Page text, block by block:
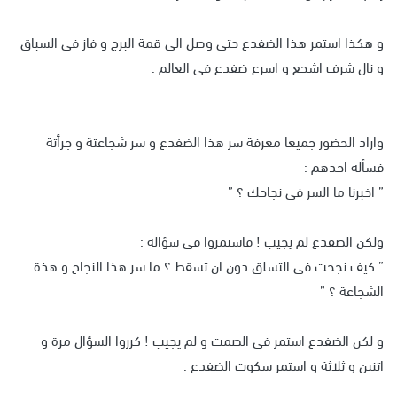
و هكذا استمر هذا الضفدع حتى وصل الى قمة البرج و فاز فى السباق
و نال شرف اشجع و اسرع ضفدع فى العالم .
واراد الحضور جميعا معرفة سر هذا الضفدع و سر شجاعتة و جرأتة
فسأله احدهم :
” اخبرنا ما السر فى نجاحك ؟ ”
ولكن الضفدع لم يجيب ! فاستمروا فى سؤاله :
” كيف نجحت فى التسلق دون ان تسقط ؟ ما سر هذا النجاح و هذة
الشجاعة ؟ ”
و لكن الضفدع استمر فى الصمت و لم يجيب ! كرروا السؤال مرة و
اتنين و ثلاثة و استمر سكوت الضفدع .